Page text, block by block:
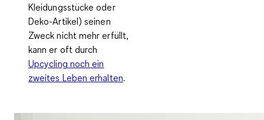
Kleidungsstücke oder
Deko-Artikel) seinen
Zweck nicht mehr erfüllt,
kann er oft durch
Upcycling noch ein
zweites Leben erhalten.